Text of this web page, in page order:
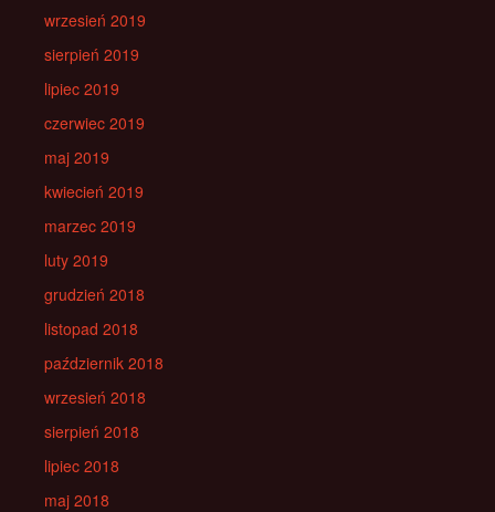
wrzesień 2019
sierpień 2019
lipiec 2019
czerwiec 2019
maj 2019
kwiecień 2019
marzec 2019
luty 2019
grudzień 2018
listopad 2018
październik 2018
wrzesień 2018
sierpień 2018
lipiec 2018
maj 2018